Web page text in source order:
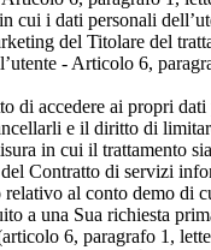
cui i dati personali
del Titolare del
- Articolo 6,
di accedere ai propri
e il diritto di
in cui il trattamento
del Contratto di servizi
relativo al conto demo di
a una Sua richiesta
6, paragrafo 1,